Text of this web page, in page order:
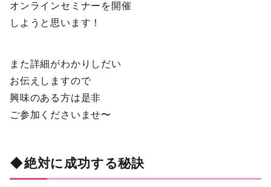
オンラインセミナーを開催
しようと思います！
また詳細がわかりしだい
お伝えしますので
興味のある方は是非
ご参加くださいませ〜
◆絶対に成功する秘訣